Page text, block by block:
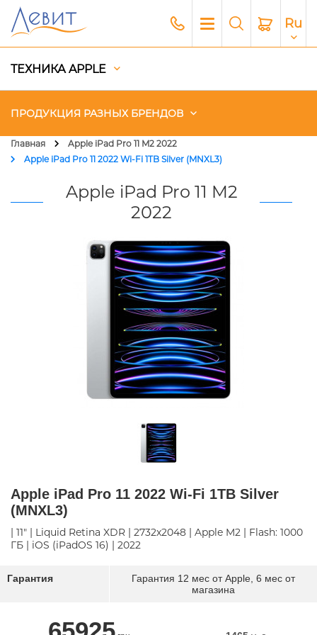
Ru
ТЕХНИКА APPLE
ПРОДУКЦИЯ РАЗНЫХ БРЕНДОВ
Чехлы
Акустика
Главная
Apple iPad Pro 11 M2 2022
Apple iPad Pro 11 2022 Wi-Fi 1TB Silver (MNXL3)
Apple iPad Pro 11 M2
2022
Apple iPad Pro 11 2022 Wi-Fi 1TB Silver
(MNXL3)
| 11" | Liquid Retina XDR | 2732x2048 | Apple M2 | Flash: 1000
ГБ | iOS (iPadOS 16) | 2022
Гарантия
Гарантия 12 мес от Apple, 6 мес от
магазина